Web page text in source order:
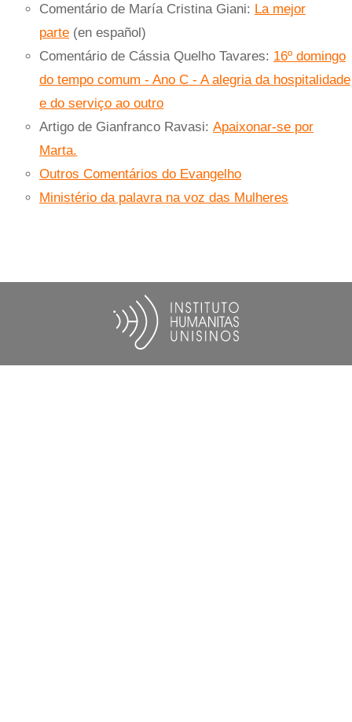
Comentário de María Cristina Giani: La mejor
parte (en español)
Comentário de Cássia Quelho Tavares: 16º domingo
do tempo comum - Ano C - A alegria da hospitalidade
e do serviço ao outro
Artigo de Gianfranco Ravasi: Apaixonar-se por
Marta.
Outros Comentários do Evangelho
Ministério da palavra na voz das Mulheres